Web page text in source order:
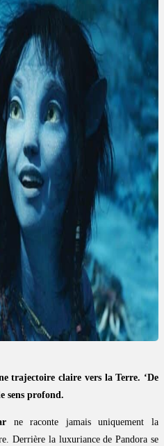
trajectoire claire vers la Terre. ‘De
sens profond.
ne raconte jamais uniquement la
Derrière la luxuriance de Pandora se